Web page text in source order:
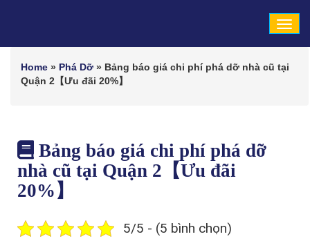
Home » Phá Dỡ » Bảng báo giá chi phí phá dỡ nhà cũ tại
Quận 2【Ưu đãi 20%】
Bảng báo giá chi phí phá dỡ
nhà cũ tại Quận 2【Ưu đãi
20%】
5/5 - (5 bình chọn)